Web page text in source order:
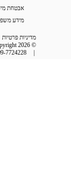
אבטחת מידע
מידע משפטי
מדיניות פרטיות |
09-7724228